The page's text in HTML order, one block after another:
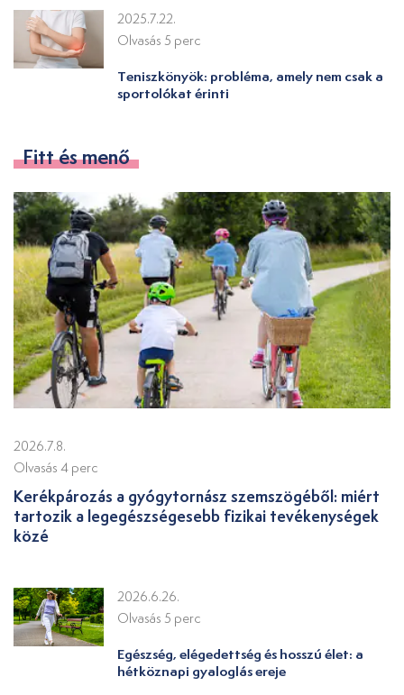
2025.7.22.
Olvasás 5 perc
Teniszkönyök: probléma, amely nem csak a
sportolókat érinti
Fitt és menő
2026.7.8.
Olvasás 4 perc
Kerékpározás a gyógytornász szemszögéből: miért
tartozik a legegészségesebb fizikai tevékenységek
közé
2026.6.26.
Olvasás 5 perc
Egészség, elégedettség és hosszú élet: a
hétköznapi gyaloglás ereje